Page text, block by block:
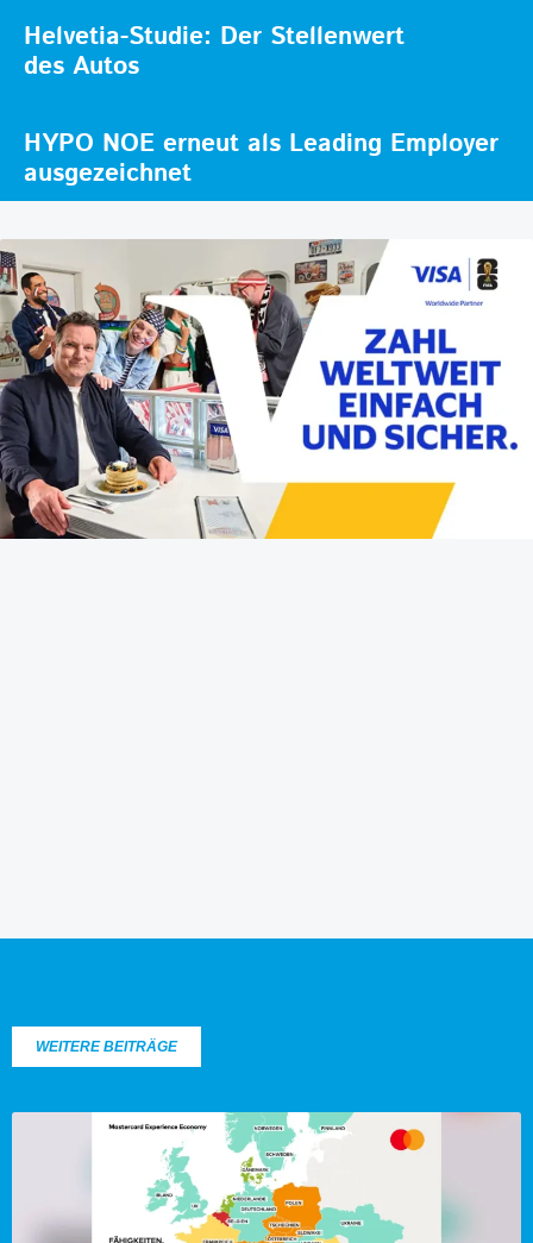
Helvetia-Studie: Der Stellenwert
des Autos
HYPO NOE erneut als Leading Employer
ausgezeichnet
WEITERE BEITRÄGE